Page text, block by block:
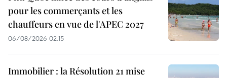
pour les commerçants et les
chauffeurs en vue de l'APEC 2027
06/08/2026 02:15
Immobilier : la Résolution 21 mise